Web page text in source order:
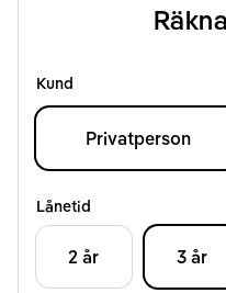
Kund
Privatperson
Lånetid
2 år 3 år